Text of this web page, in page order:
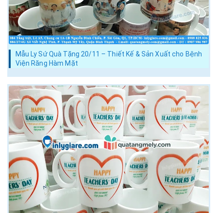
Mẫu Ly Sứ Quà Tặng 20/11 – Thiết Kế & Sản Xuất cho Bệnh
Viện Răng Hàm Mặt